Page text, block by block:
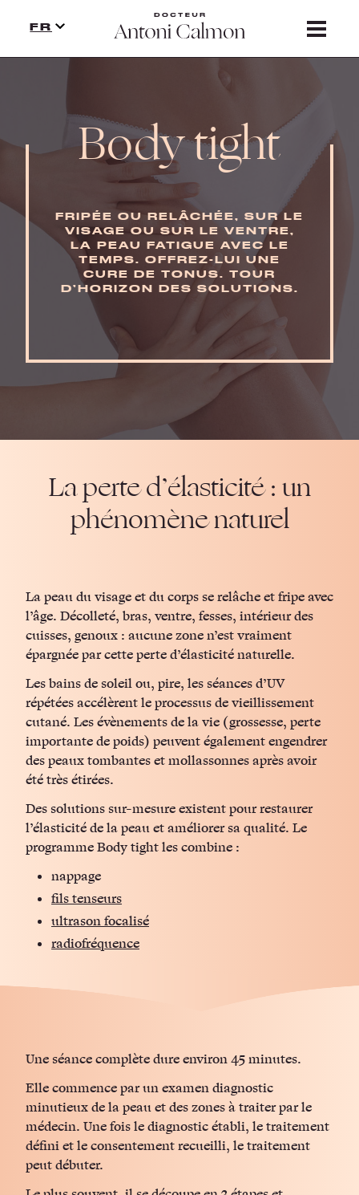
FR
TRAITEMENTS
PRESSE
PRECAUTION
Body tight
FRIPÉE OU RELÂCHÉE, SUR LE
VISAGE OU SUR LE VENTRE,
LA PEAU FATIGUE AVEC LE
TEMPS. OFFREZ-LUI UNE
CURE DE TONUS. TOUR
D’HORIZON DES SOLUTIONS.
La perte d’élasticité : un
phénomène naturel
La peau du visage et du corps se relâche et fripe avec
l’âge. Décolleté, bras, ventre, fesses, intérieur des
cuisses, genoux : aucune zone n’est vraiment
épargnée par cette perte d’élasticité naturelle.
Les bains de soleil ou, pire, les séances d’UV
répétées accélèrent le processus de vieillissement
cutané. Les évènements de la vie (grossesse, perte
importante de poids) peuvent également engendrer
des peaux tombantes et mollassonnes après avoir
été très étirées.
Des solutions sur-mesure existent pour restaurer
l’élasticité de la peau et améliorer sa qualité. Le
programme Body tight les combine :
nappage
fils tenseurs
ultrason focalisé
radiofréquence
Une séance complète dure environ 45 minutes.
Elle commence par un examen diagnostic
minutieux de la peau et des zones à traiter par le
médecin. Une fois le diagnostic établi, le traitement
défini et le consentement recueilli, le traitement
peut débuter.